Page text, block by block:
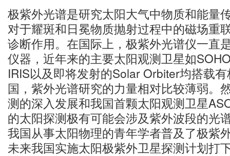
极紫外光谱是研究太阳大气中物质和能量
对于耀斑和日冕物质抛射过程中的磁场重
诊断作用。在国际上，极紫外光谱仪一直
仪器，近年来的主要太阳观测卫星如
IRIS以及即将发射的Solar Orbiter均搭载
国，紫外光谱研究的力量相对比较薄弱。
测的深入发展和我国首颗太阳观测卫星
的太阳探测极有可能会涉及紫外波段的光
我国从事太阳物理的青年学者普及了极紫
未来我国实施太阳极紫外卫星探测计划打